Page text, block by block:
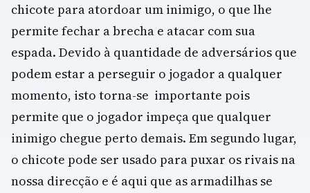
chicote para atordoar um inimigo, o que lhe
permite fechar a brecha e atacar com sua
espada. Devido à quantidade de adversários que
podem estar a perseguir o jogador a qualquer
momento, isto torna-se importante pois
permite que o jogador impeça que qualquer
inimigo chegue perto demais. Em segundo lugar,
o chicote pode ser usado para puxar os rivais na
nossa direcção e é aqui que as armadilhas se